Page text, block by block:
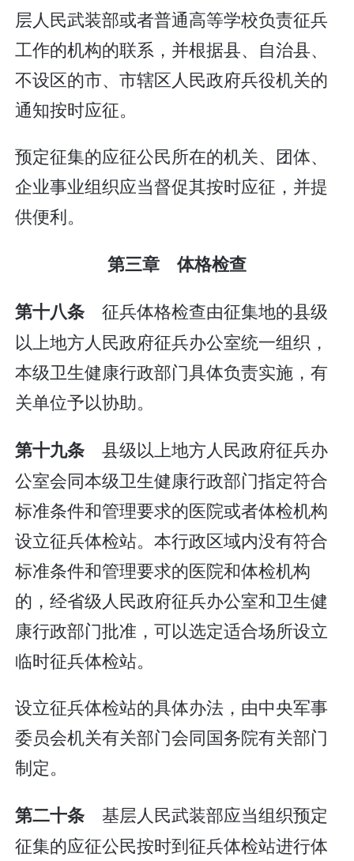
层人民武装部或者普通高等学校负责征兵
工作的机构的联系，并根据县、自治县、
不设区的市、市辖区人民政府兵役机关的
通知按时应征。
预定征集的应征公民所在的机关、团体、
企业事业组织应当督促其按时应征，并提
供便利。
第三章 体格检查
第十八条 征兵体格检查由征集地的县级
以上地方人民政府征兵办公室统一组织，
本级卫生健康行政部门具体负责实施，有
关单位予以协助。
第十九条 县级以上地方人民政府征兵办
公室会同本级卫生健康行政部门指定符合
标准条件和管理要求的医院或者体检机构
设立征兵体检站。本行政区域内没有符合
标准条件和管理要求的医院和体检机构
的，经省级人民政府征兵办公室和卫生健
康行政部门批准，可以选定适合场所设立
临时征兵体检站。
设立征兵体检站的具体办法，由中央军事
委员会机关有关部门会同国务院有关部门
制定。
第二十条 基层人民武装部应当组织预定
征集的应征公民按时到征兵体检站进行体